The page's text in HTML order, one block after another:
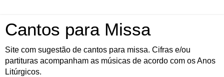
Cantos para Missa
Site com sugestão de cantos para missa. Cifras e/ou
partituras acompanham as músicas de acordo com os Anos
Litúrgicos.